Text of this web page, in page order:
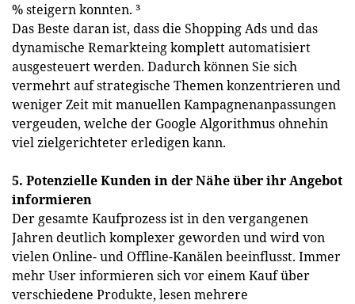
% steigern konnten. ³
Das Beste daran ist, dass die Shopping Ads und das
dynamische Remarkteing komplett automatisiert
ausgesteuert werden. Dadurch können Sie sich
vermehrt auf strategische Themen konzentrieren und
weniger Zeit mit manuellen Kampagnenanpassungen
vergeuden, welche der Google Algorithmus ohnehin
viel zielgerichteter erledigen kann.
5. Potenzielle Kunden in der Nähe über ihr Angebot
informieren
Der gesamte Kaufprozess ist in den vergangenen
Jahren deutlich komplexer geworden und wird von
vielen Online- und Offline-Kanälen beeinflusst. Immer
mehr User informieren sich vor einem Kauf über
verschiedene Produkte, lesen mehrere